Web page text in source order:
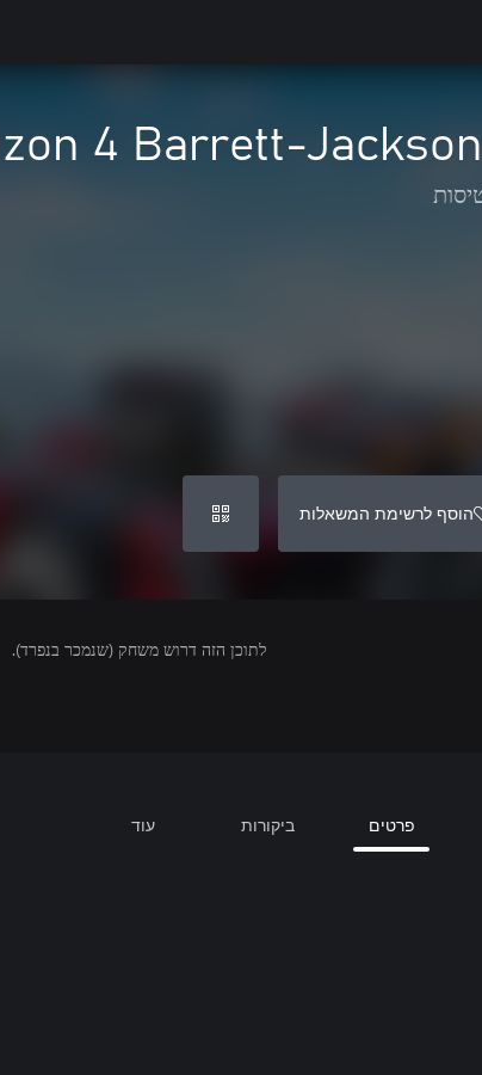
הוסף לרשימת המשאלות
לתוכן הזה דרוש משחק (שנמכר בנפרד).
פרטים ביקורות עוד